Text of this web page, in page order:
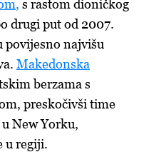
, s rastom dioničkog
drugi put od 2007.
povijesno najvišu
Makedonska
berzama s
preskočivši time
New Yorku,
u regiji.